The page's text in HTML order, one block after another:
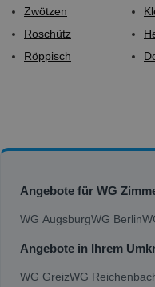
Zwötzen
Roschütz
Röppisch
Angebote für WG
WG AugsburgWG Berlin
Angebote in Ihrem
WG GreizWG